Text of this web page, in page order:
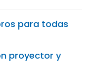
para todas
proyector y